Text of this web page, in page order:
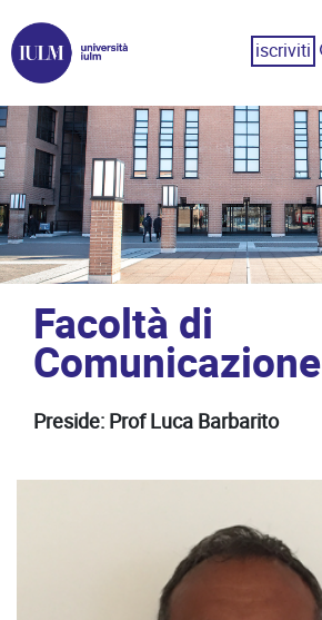
iscriviti
Facoltà di
Comunicazione
Preside: Prof Luca Barbarito